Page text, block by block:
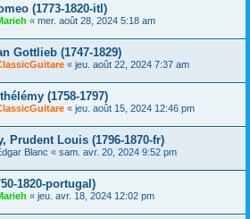
(1773-1820-itl)
« mer. août 28, 2024 5:18 am
Gottlieb (1747-1829)
« jeu. août 22, 2024 7:37 am
(1758-1797)
« jeu. août 15, 2024 12:46 pm
Prudent Louis (1796-1870-fr)
Blanc « sam. avr. 20, 2024 9:52 pm
1820-portugal)
« jeu. avr. 18, 2024 12:02 pm